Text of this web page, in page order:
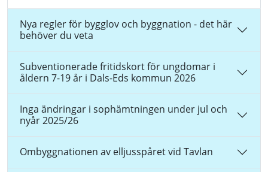
Nya regler för bygglov och byggnation - det här
behöver du veta
Subventionerade fritidskort för ungdomar i
åldern 7-19 år i Dals-Eds kommun 2026
Inga ändringar i sophämtningen under jul och
nyår 2025/26
Ombyggnationen av elljusspåret vid Tavlan